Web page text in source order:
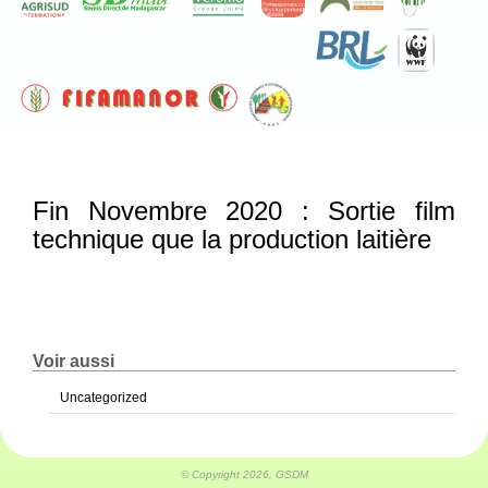
Fin Novembre 2020 : Sortie film
technique que la production laitière
Voir aussi
Uncategorized
© Copyright 2026, GSDM